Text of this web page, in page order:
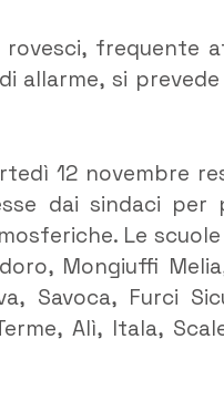
frequente
allarme, si
12 novembre
dai sindaci
Le
Mongiuffi
Savoca, Furci
Alì, Itala,